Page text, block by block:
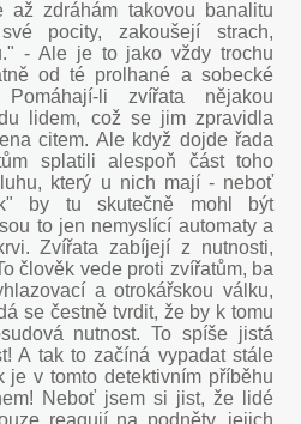
až zdráhám takovou banalitu
pocity, zakoušejí strach,
- Ale je to jako vždy trochu
od té prolhané a sobecké
li zvířata nějakou
lidem, což se jim zpravidla
citem. Ale když dojde řada
splatili alespoň část toho
který u nich mají - neboť
by tu skutečně mohl být
to jen nemyslící automaty a
Zvířata zabíjejí z nutnosti,
člověk vede proti zvířatům, ba
a otrokářskou válku,
se čestně tvrdit, že by k tomu
nutnost. To spíše jistá
A tak to začíná vypadat stále
je v tomto detektivním příběhu
Neboť jsem si jist, že lidé
reagují na podněty, jejich